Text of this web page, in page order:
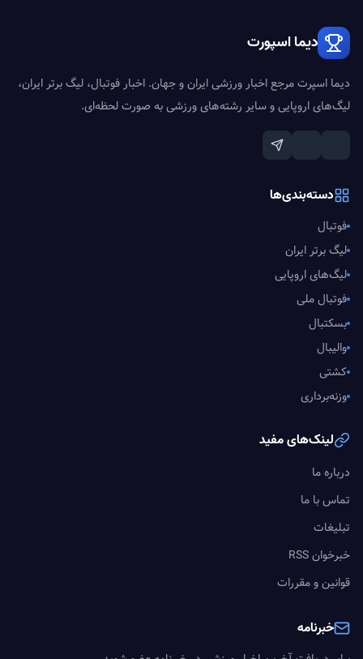
دیما اسپورت
دیما اسپرت مرجع اخبار ورزشی ایران و جهان. اخبار فوتبال، لیگ برتر ایران،
لیگ‌های اروپایی و سایر رشته‌های ورزشی به صورت لحظه‌ای.
دسته‌بندی‌ها
فوتبال
لیگ برتر ایران
لیگ‌های اروپایی
فوتبال ملی
بسکتبال
والیبال
کشتی
وزنه‌برداری
لینک‌های مفید
درباره ما
تماس با ما
تبلیغات
خبرخوان RSS
قوانین و مقررات
خبرنامه